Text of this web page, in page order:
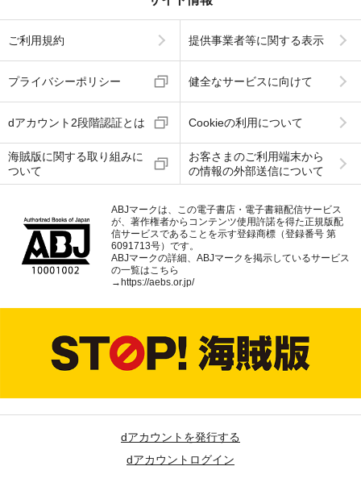
ご利用規約 提供事業者等に関する表示
プライバシーポリシー 健全なサービスに向けて
dアカウント2段階認証とは Cookieの利用について
海賊版に関する取り組みに
ついて
お客さまのご利用端末から
の情報の外部送信について
ABJマークは、この電子書店・電子書籍配信サービス
が、著作権者からコンテンツ使用許諾を得た正規版配
信サービスであることを示す登録商標（登録番号 第
6091713号）です。
ABJマークの詳細、ABJマークを掲示しているサービス
の一覧はこちら
→https://aebs.or.jp/
dアカウントを発行する
dアカウントログイン